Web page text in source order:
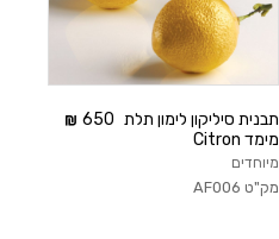
תבנית סיליקון לימון תלת
מימד Citron
מיוחדים
מק"ט AF006
650